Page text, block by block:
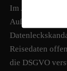
Im Jahr 2026
Reisedaten
die DSGVO